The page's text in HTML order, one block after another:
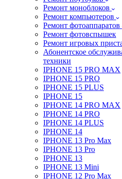
Ремонт моноблоков
Ремонт компьютеров
Ремонт фотоаппаратов
Ремонт фотовспышек
Ремонт игровых
Абонентское
техники
IPHONE 15 PRO MAX
IPHONE 15 PRO
IPHONE 15 PLUS
IPHONE 15
IPHONE 14 PRO MAX
IPHONE 14 PRO
IPHONE 14 PLUS
IPHONE 14
IPHONE 13 Pro Max
IPHONE 13 Pro
IPHONE 13
IPHONE 13 Mini
IPHONE 12 Pro Max